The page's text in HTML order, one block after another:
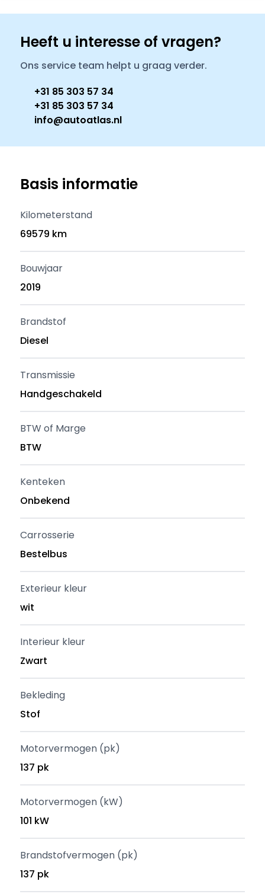
Heeft u interesse of vragen?
Ons service team helpt u graag verder.
+31 85 303 57 34
+31 85 303 57 34
info@autoatlas.nl
Basis informatie
Kilometerstand
69579 km
Bouwjaar
2019
Brandstof
Diesel
Transmissie
Handgeschakeld
BTW of Marge
BTW
Kenteken
Onbekend
Carrosserie
Bestelbus
Exterieur kleur
wit
Interieur kleur
Zwart
Bekleding
Stof
Motorvermogen (pk)
137 pk
Motorvermogen (kW)
101 kW
Brandstofvermogen (pk)
137 pk